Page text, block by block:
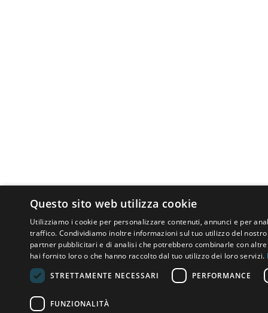
Questo sito web utilizza cookie
Utilizziamo i cookie per personalizzare contenuti, annunci e per
traffico. Condividiamo inoltre informazioni sul tuo utilizzo del
partner pubblicitari e di analisi che potrebbero combinarle con
hai fornito loro o che hanno raccolto dal tuo utilizzo dei loro servizi.
STRETTAMENTE NECESSARI
PERFORMANCE
FUNZIONALITÀ